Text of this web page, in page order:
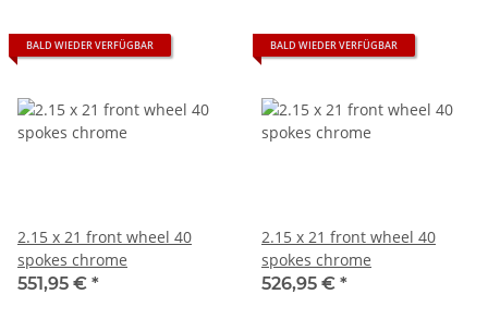
BALD WIEDER VERFÜGBAR
2.15 x 21 front wheel 40
spokes chrome
551,95 € *
BALD WIEDER VERFÜGBAR
2.15 x 21 front wheel 40
spokes chrome
526,95 € *